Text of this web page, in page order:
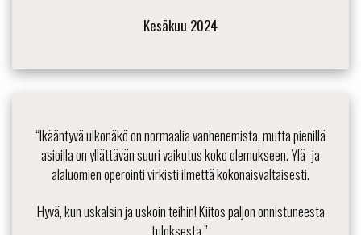
Kesäkuu 2024
“Ikääntyvä ulkonäkö on normaalia vanhenemista, mutta pienillä
asioilla on yllättävän suuri vaikutus koko olemukseen. Ylä- ja
alaluomien operointi virkisti ilmettä kokonaisvaltaisesti.
Hyvä, kun uskalsin ja uskoin teihin! Kiitos paljon onnistuneesta
tuloksesta.”